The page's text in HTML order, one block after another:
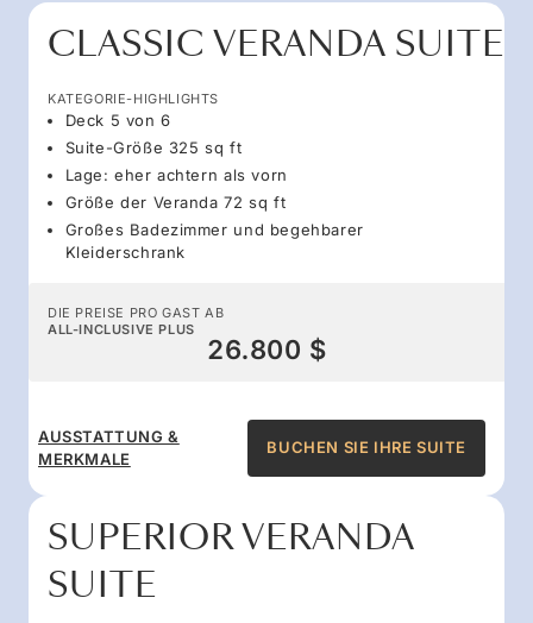
CLASSIC VERANDA SUITE
KATEGORIE-HIGHLIGHTS
Deck 5 von 6
Suite-Größe 325 sq ft
Lage: eher achtern als vorn
Größe der Veranda 72 sq ft
Großes Badezimmer und begehbarer
Kleiderschrank
DIE PREISE PRO GAST AB
ALL-INCLUSIVE PLUS
26.800 $
AUSSTATTUNG &
MERKMALE
BUCHEN SIE IHRE SUITE
SUPERIOR VERANDA
SUITE